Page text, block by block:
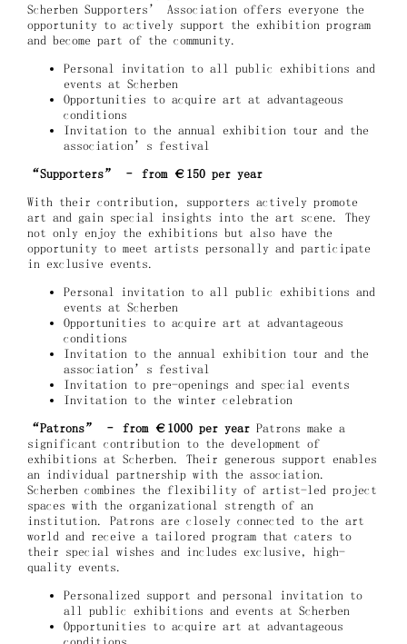
Scherben Supporters’ Association offers everyone the
opportunity to actively support the exhibition program
and become part of the community.
Personal invitation to all public exhibitions and
events at Scherben
Opportunities to acquire art at advantageous
conditions
Invitation to the annual exhibition tour and the
association’s festival
“Supporters” – from €150 per year
With their contribution, supporters actively promote
art and gain special insights into the art scene. They
not only enjoy the exhibitions but also have the
opportunity to meet artists personally and participate
in exclusive events.
Personal invitation to all public exhibitions and
events at Scherben
Opportunities to acquire art at advantageous
conditions
Invitation to the annual exhibition tour and the
association’s festival
Invitation to pre-openings and special events
Invitation to the winter celebration
“Patrons” – from €1000 per year Patrons make a
significant contribution to the development of
exhibitions at Scherben. Their generous support enables
an individual partnership with the association.
Scherben combines the flexibility of artist-led project
spaces with the organizational strength of an
institution. Patrons are closely connected to the art
world and receive a tailored program that caters to
their special wishes and includes exclusive, high-
quality events.
Personalized support and personal invitation to
all public exhibitions and events at Scherben
Opportunities to acquire art at advantageous